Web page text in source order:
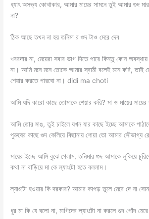
ধ্যাৎ অসভ্য কোথাকার, আমার মায়ের সামনে তুই আমার গুদ
না?
ঠিক আছে তখন না হয় তনিমা র গুদ টাও মেরে দেব
খবরদার না, মেয়েরা সবার ভাগ দিতে পারে কিন্তু কোন অবস্থায়
না। আমি মনে মনে তোকে আমার স্বামী বলেই মনে করি, তাই
শেয়ার করতে পারবো না। didi ma choti
আমি যদি কারো কাছে তোমাকে শেয়ার করি? মা ও মায়ের মায়ের
আমি তোর মাঙ, তুই চাইলে যখন যার কাছে ইচ্ছে আমাকে
পুরুষের কাছে গুদ কেলিয়ে বিছানায় শোয়া তো আমার সৌভাগ্য
মায়ের ইচ্ছে আমি বুঝে গেলাম, তনিমার গুদ আমাকে লুকিয়ে
কথা না বাড়িয়ে মা কে ল্যাংটো হতে বললাম।
ল্যাংটো হওয়ার কি দরকার? আমার কাপড় তুলে মেরে দে না
ধুর মা কি যে বলো না, মাগিদের ল্যাংটো না করলে গুদ পোঁদ